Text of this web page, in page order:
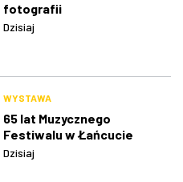
fotografii
Dzisiaj
WYSTAWA
65 lat Muzycznego
Festiwalu w Łańcucie
Dzisiaj